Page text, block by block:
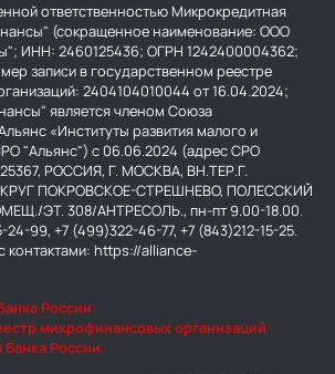
ответственностью Микрокредитная
(сокращенное наименование: ООО
ИНН: 2460125436; ОГРН 1242400004362;
записи в государственном реестре
2404104010044 от 16.04.2024;
является членом Союза
«Институты развития малого и
"Альянс") с 06.06.2024 (адрес СРО
РОССИЯ, Г. МОСКВА, ВН.ТЕР.Г.
ПОКРОВСКОЕ-СТРЕШНЕВО, ПОЛЕССКИЙ
ЭТ. 308/АНТРЕСОЛЬ., пн-пт 9.00-18.00.
24-99, +7 (499)322-46-77, +7 (843)212-15-25.
контактами: https://alliance-
России
микрофинансовых организаций
России